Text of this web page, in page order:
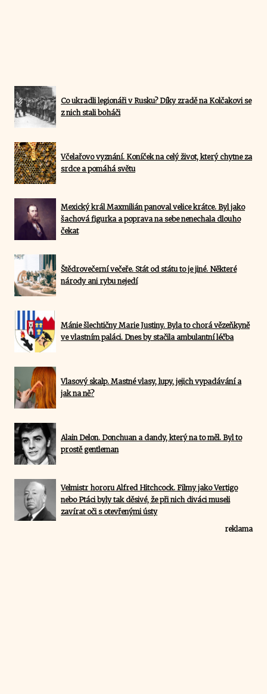
Co ukradli legionáři v Rusku? Díky zradě na Kolčakovi se
z nich stali boháči
Včelařovo vyznání. Koníček na celý život, který chytne za
srdce a pomáhá světu
Mexický král Maxmilián panoval velice krátce. Byl jako
šachová figurka a poprava na sebe nenechala dlouho
čekat
Štědrovečerní večeře. Stát od státu to je jiné. Některé
národy ani rybu nejedí
Mánie šlechtičny Marie Justiny. Byla to chorá vězeňkyně
ve vlastním paláci. Dnes by stačila ambulantní léčba
Vlasový skalp. Mastné vlasy, lupy, jejich vypadávání a
jak na ně?
Alain Delon. Donchuan a dandy, který na to měl. Byl to
prostě gentleman
Velmistr hororu Alfred Hitchcock. Filmy jako Vertigo
nebo Ptáci byly tak děsivé, že při nich diváci museli
zavírat oči s otevřenými ústy
reklama